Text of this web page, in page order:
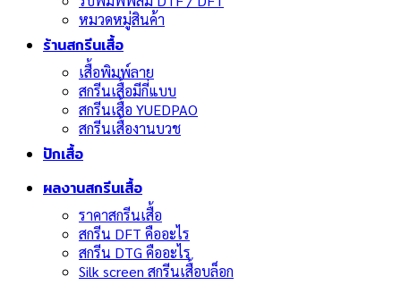
หมวดหมู่สินค้า
ร้านสกรีนเสื้อ
เสื้อพิมพ์ลาย
สกรีนเสื้อมีกี่แบบ
สกรีนเสื้อ YUEDPAO
สกรีนเสื้องานบวช
ปักเสื้อ
ผลงานสกรีนเสื้อ
ราคาสกรีนเสื้อ
สกรีน DFT คืออะไร
สกรีน DTG คืออะไร
Silk screen สกรีนเสื้อบล็อก